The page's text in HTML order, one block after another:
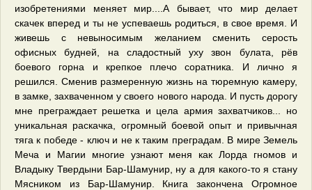
изобретениями меняет мир....А бывает, что мир делает
скачек вперед и ты не успеваешь родиться, в свое время. И
живешь с невыносимым желанием сменить серость
офисных будней, на сладостный уху звон булата, рёв
боевого горна и крепкое плечо соратника. И лично я
решился. Сменив размеренную жизнь на тюремную камеру,
в замке, захваченном у своего нового народа. И пусть дорогу
мне преграждает решетка и цела армия захватчиков... но
уникальная раскачка, огромный боевой опыт и привычная
тяга к победе - ключ и не к таким преградам. В мире Земель
Меча и Магии многие узнают меня как Лорда гномов и
Владыку Твердыни Бар-Шамунир, ну а для какого-то я стану
Мясником из Бар-Шамунир. Книга закончена Огромное